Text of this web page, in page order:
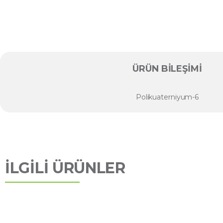
ÜRÜN BILEŞIMI
Polikuaterniyum-6
İLGİLİ ÜRÜNLER